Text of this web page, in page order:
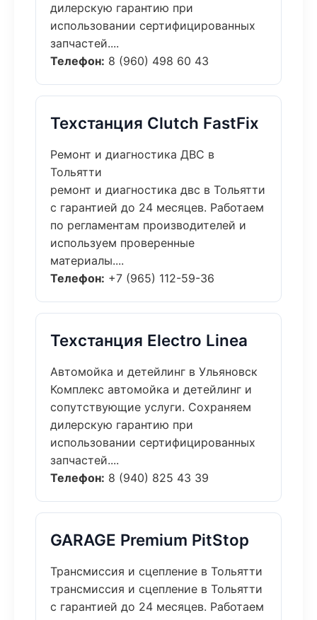
дилерскую гарантию при
использовании сертифицированных
запчастей....
Телефон: 8 (960) 498 60 43
Техстанция Clutch FastFix
Ремонт и диагностика ДВС в
Тольятти
ремонт и диагностика двс в Тольятти
с гарантией до 24 месяцев. Работаем
по регламентам производителей и
используем проверенные
материалы....
Телефон: +7 (965) 112-59-36
Техстанция Electro Linea
Автомойка и детейлинг в Ульяновск
Комплекс автомойка и детейлинг и
сопутствующие услуги. Сохраняем
дилерскую гарантию при
использовании сертифицированных
запчастей....
Телефон: 8 (940) 825 43 39
GARAGE Premium PitStop
Трансмиссия и сцепление в Тольятти
трансмиссия и сцепление в Тольятти
с гарантией до 24 месяцев. Работаем